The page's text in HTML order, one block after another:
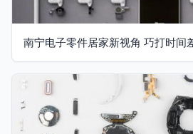
南宁电子零件居家新视角 巧打时间